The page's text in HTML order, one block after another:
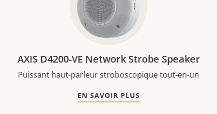
AXIS D4200-VE Network Strobe Speaker
Puissant haut-parleur stroboscopique tout-en-un
EN SAVOIR PLUS